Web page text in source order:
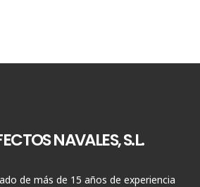
NAVALES, S.L.
de más de 15 años de experiencia